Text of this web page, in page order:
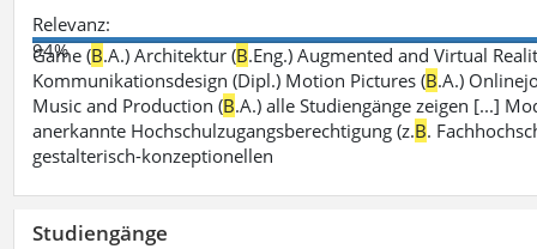
Relevanz:
94%
Game (B.A.) Architektur (B.Eng.) Augmented and Virtual
Kommunikationsdesign (Dipl.) Motion Pictures (B.A.)
Music and Production (B.A.) alle Studiengänge zeigen [...]
anerkannte Hochschulzugangsberechtigung (z.B.
gestalterisch-konzeptionellen
Studiengänge